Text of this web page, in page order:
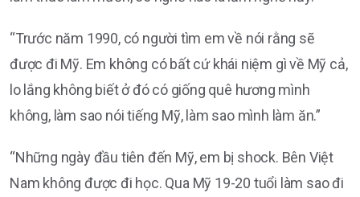
“Trước năm 1990, có người tìm em về nói rằng sẽ
được đi Mỹ. Em không có bất cứ khái niệm gì về Mỹ cả,
lo lắng không biết ở đó có giống quê hương mình
không, làm sao nói tiếng Mỹ, làm sao mình làm ăn.”
“Những ngày đầu tiên đến Mỹ, em bị shock. Bên Việt
Nam không được đi học. Qua Mỹ 19-20 tuổi làm sao đi